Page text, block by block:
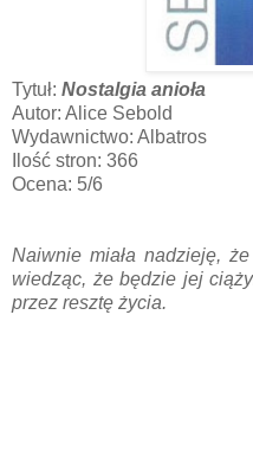
Tytuł: Nostalgia anioła
Autor: Alice Sebold
Wydawnictwo: Albatros
Ilość stron: 366
Ocena: 5/6
Naiwnie miała nadzieję,
wiedząc, że będzie jej
przez resztę życia.